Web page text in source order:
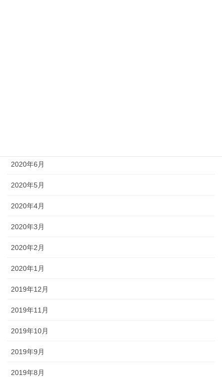
2020年6月
2020年5月
2020年4月
2020年3月
2020年2月
2020年1月
2019年12月
2019年11月
2019年10月
2019年9月
2019年8月